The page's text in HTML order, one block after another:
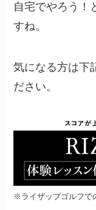
自宅でやろう！
すね。
気になる方は下
ださい。
※ライザップゴルフで